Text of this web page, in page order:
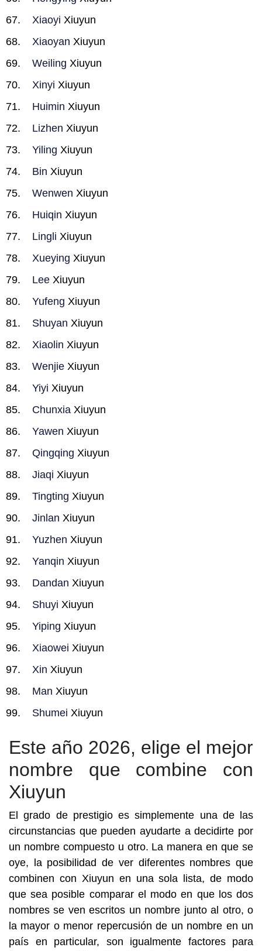
Xiaoyi Xiuyun
Xiaoyan Xiuyun
Weiling Xiuyun
Xinyi Xiuyun
Huimin Xiuyun
Lizhen Xiuyun
Yiling Xiuyun
Bin Xiuyun
Wenwen Xiuyun
Huiqin Xiuyun
Lingli Xiuyun
Xueying Xiuyun
Lee Xiuyun
Yufeng Xiuyun
Shuyan Xiuyun
Xiaolin Xiuyun
Wenjie Xiuyun
Yiyi Xiuyun
Chunxia Xiuyun
Yawen Xiuyun
Qingqing Xiuyun
Jiaqi Xiuyun
Tingting Xiuyun
Jinlan Xiuyun
Yuzhen Xiuyun
Yanqin Xiuyun
Dandan Xiuyun
Shuyi Xiuyun
Yiping Xiuyun
Xiaowei Xiuyun
Xin Xiuyun
Man Xiuyun
Shumei Xiuyun
Este año 2026, elige el mejor
nombre que combine con
Xiuyun
El grado de prestigio es simplemente una de las
circunstancias que pueden ayudarte a decidirte por
un nombre compuesto u otro. La manera en que se
oye, la posibilidad de ver diferentes nombres que
combinen con Xiuyun en una sola lista, de modo
que sea posible comparar el modo en que los dos
nombres se ven escritos un nombre junto al otro, o
la mayor o menor repercusión de un nombre en un
país en particular, son igualmente factores para